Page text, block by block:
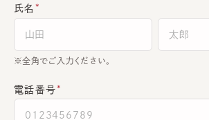
氏名
全角でご入力ください。
電話番号